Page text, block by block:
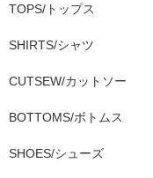
TOPS/トップス
SHIRTS/シャツ
CUTSEW/カットソー
BOTTOMS/ボトムス
SHOES/シューズ